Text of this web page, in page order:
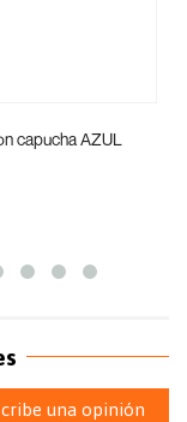
capucha AZUL
una opinión